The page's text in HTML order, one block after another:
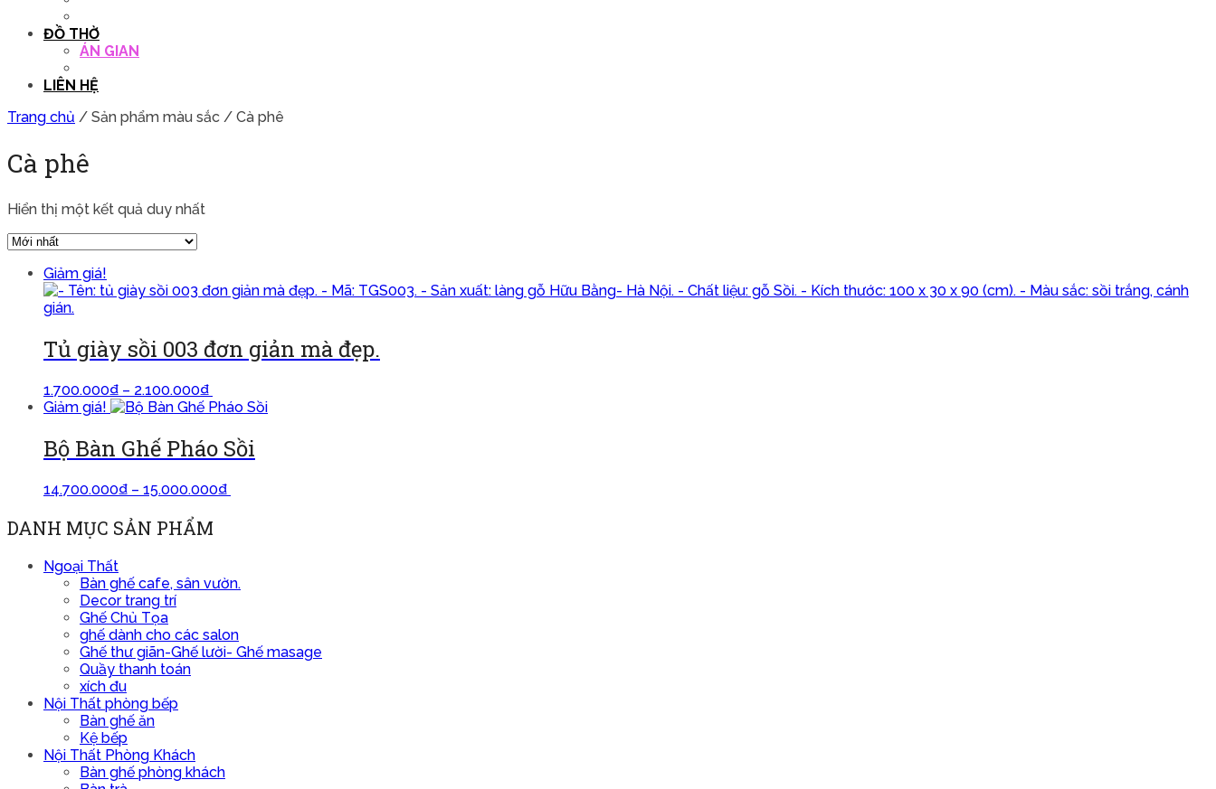
ĐỒ THỜ
ÁN GIAN
LIÊN HỆ
Trang chủ / Sản phẩm màu sắc / Cà phê
Cà phê
Hiển thị một kết quả duy nhất
Giảm giá!
Tủ giày sồi 003 đơn giản mà đẹp.
1.700.000₫ – 2.100.000₫
Giảm giá!
Bộ Bàn Ghế Pháo Sồi
14.700.000₫ – 15.000.000₫
DANH MỤC SẢN PHẨM
Ngoại Thất
Bàn ghế cafe, sân vườn.
Decor trang trí
Ghế Chủ Tọa
ghế dành cho các salon
Ghế thư giãn-Ghế lười- Ghế masage
Quầy thanh toán
xích đu
Nội Thất phòng bếp
Bàn ghế ăn
Kệ bếp
Nội Thất Phòng Khách
Bàn ghế phòng khách